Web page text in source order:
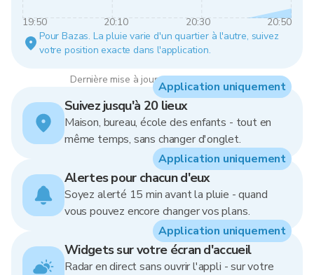
19:50 20:10 20:30
20:50
Pour Bazas. La pluie varie d'un quartier à l'autre, suivez
votre position exacte dans l'application.
Dernière mise à jour : 19:50, 7 Aug 2026
Suivez jusqu'à 20 lieux
Maison, bureau, école des enfants - tout en
même temps, sans changer d'onglet.
Application uniquement
Alertes pour chacun d'eux
Soyez alerté 15 min avant la pluie - quand
vous pouvez encore changer vos plans.
Application uniquement
Widgets sur votre écran d'accueil
Radar en direct sans ouvrir l'appli - sur votre
Application uniquement